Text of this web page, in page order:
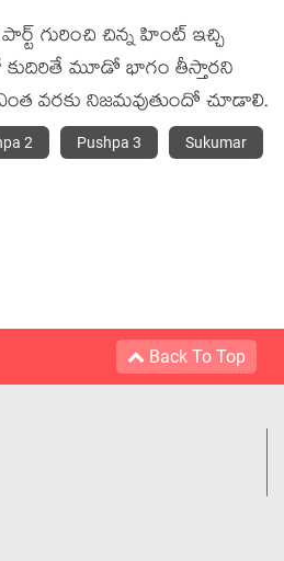
గురించి చిన్న హింట్ ఇచ్చి
కుదిరితే మూడో భాగం తీస్తార‌ని
వ‌ర‌కు నిజ‌మ‌వుతుందో చూడాలి.
2 Pushpa 3 Sukumar
Back To Top